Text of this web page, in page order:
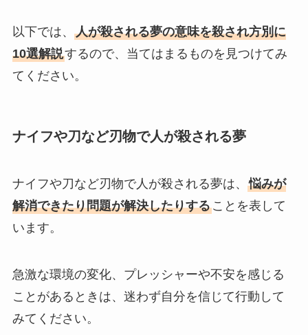
以下では、 人が殺される夢の意味を殺され方別に
10選解説するので、当てはまるものを見つけてみ
てください。
ナイフや刀など刃物で人が殺される夢
ナイフや刀など刃物で人が殺される夢は、 悩みが
解消できたり問題が解決したりすることを表して
います。
急激な環境の変化、プレッシャーや不安を感じる
ことがあるときは、迷わず自分を信じて行動して
みてください。